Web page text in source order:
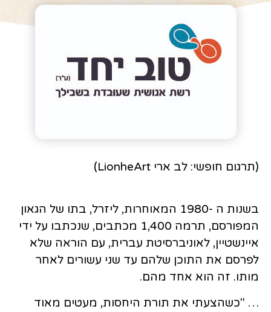
(תרגום חופשי: לב ארי LionheArt)
בשנות ה -1980 המאוחרות, ליזרל, בתו של הגאון
המפורסם, תרמה 1,400 מכתבים, שנכתבו על ידי
איינשטיין, לאוניברסיטת עברית, עם הוראה שלא
לפרסם את התוכן שלהם עד שני עשורים לאחר
מותו. זה הוא אחד מהם.
… "כשהצעתי את תורת היחסות, מעטים מאוד